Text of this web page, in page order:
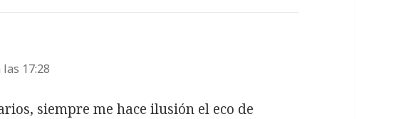
17:28
siempre me hace ilusión el eco de